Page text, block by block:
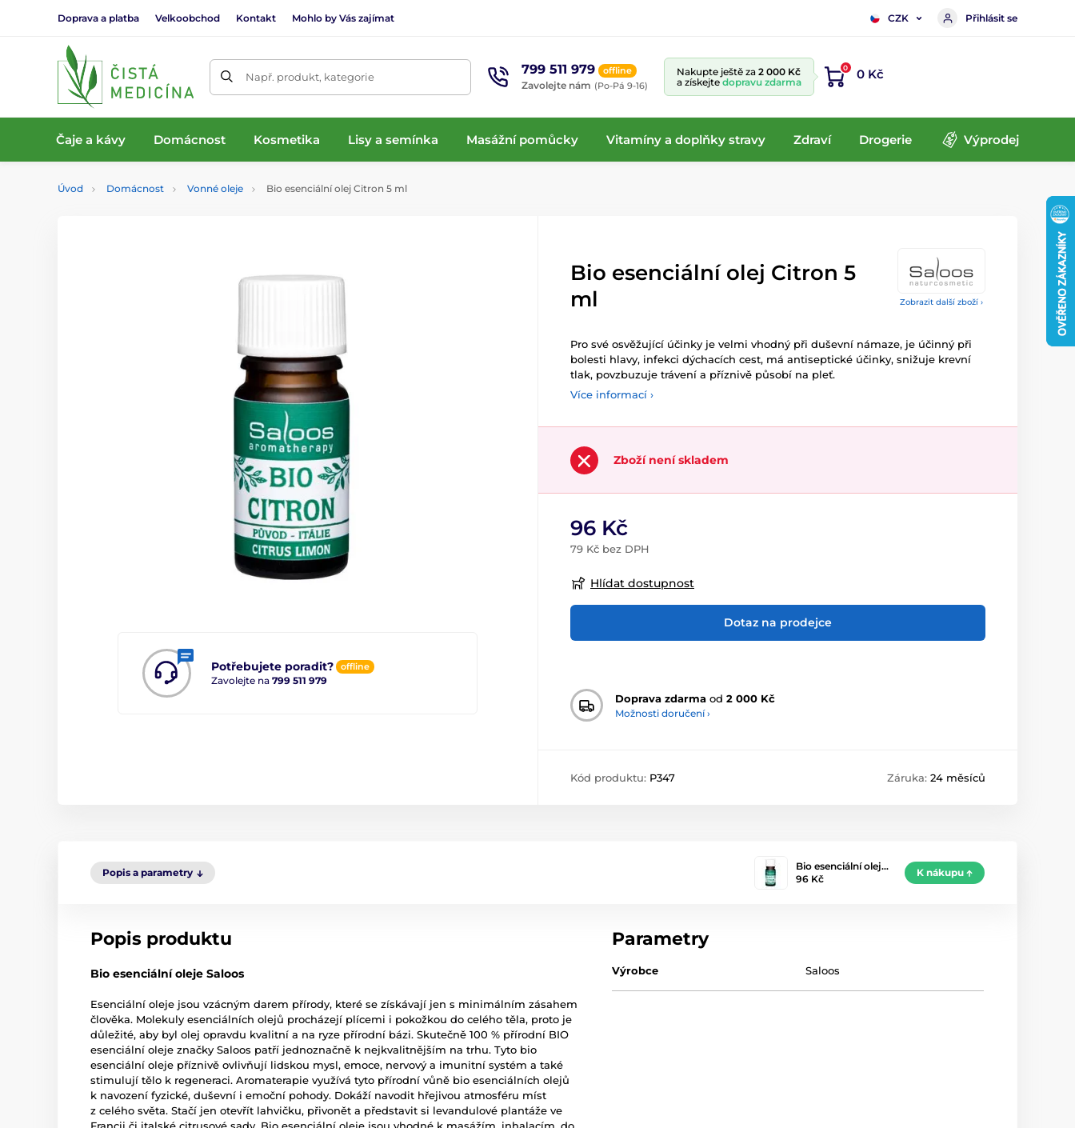
Doprava a platba Velkoobchod Kontakt Mohlo by Vás zajímat CZK Přihlásit se
Např. produkt, kategorie 799 511 979 offline
Zavolejte nám (Po-Pá 9-16)
Nakupte ještě za 2 000 Kč
a získejte dopravu zdarma
0 0 Kč
Čaje a kávy Domácnost Kosmetika Lisy a semínka Masážní pomůcky Vitamíny a doplňky stravy Zdraví Drogerie Výprodej
Úvod Domácnost Vonné oleje Bio esenciální olej Citron 5 ml
Zobrazit další zboží ›
Potřebujete poradit? offline
Zavolejte na 799 511 979
Bio esenciální olej Citron 5
ml
Pro své osvěžující účinky je velmi vhodný při duševní námaze, je účinný při
bolesti hlavy, infekci dýchacích cest, má antiseptické účinky, snižuje krevní
tlak, povzbuzuje trávení a příznivě působí na pleť.
Více informací ›
Zboží není skladem
96 Kč
79 Kč bez DPH
Hlídat dostupnost
Dotaz na prodejce
Doprava zdarma od 2 000 Kč
Možnosti doručení ›
Kód produktu: P347 Záruka: 24 měsíců
Popis a parametry
Bio esenciální olej…
96 Kč
K nákupu
Popis produktu
Bio esenciální oleje Saloos
Esenciální oleje jsou vzácným darem přírody, které se získávají jen s minimálním zásahem
člověka. Molekuly esenciálních olejů procházejí plícemi i pokožkou do celého těla, proto je
důležité, aby byl olej opravdu kvalitní a na ryze přírodní bázi. Skutečně 100 % přírodní BIO
esenciální oleje značky Saloos patří jednoznačně k nejkvalitnějším na trhu. Tyto bio
esenciální oleje příznivě ovlivňují lidskou mysl, emoce, nervový a imunitní systém a také
stimulují tělo k regeneraci. Aromaterapie využívá tyto přírodní vůně bio esenciálních olejů
k navození fyzické, duševní i emoční pohody. Dokáží navodit hřejivou atmosféru míst
z celého světa. Stačí jen otevřít lahvičku, přivonět a představit si levandulové plantáže ve
Parametry
Výrobce Saloos